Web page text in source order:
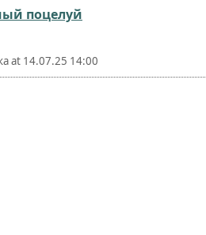
поцелуй⁠⁠
at 14.07.25 14:00